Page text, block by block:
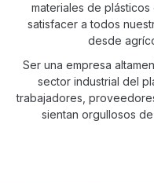
materiales de
satisfacer a todos
desde
Ser una empresa
sector industrial del
trabajadores,
sientan orgullosos